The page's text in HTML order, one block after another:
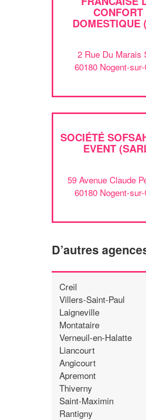
CONFORT
DOMESTIQUE
2 Rue Du Marais
60180 Nogent-
SOCIÉTÉ
EVENT
59 Avenue Claude
60180 Nogent-
D’autres
Creil
Villers-Saint-Paul
Laigneville
Montataire
Verneuil-en-Halatte
Liancourt
Angicourt
Apremont
Thiverny
Saint-Maximin
Rantigny